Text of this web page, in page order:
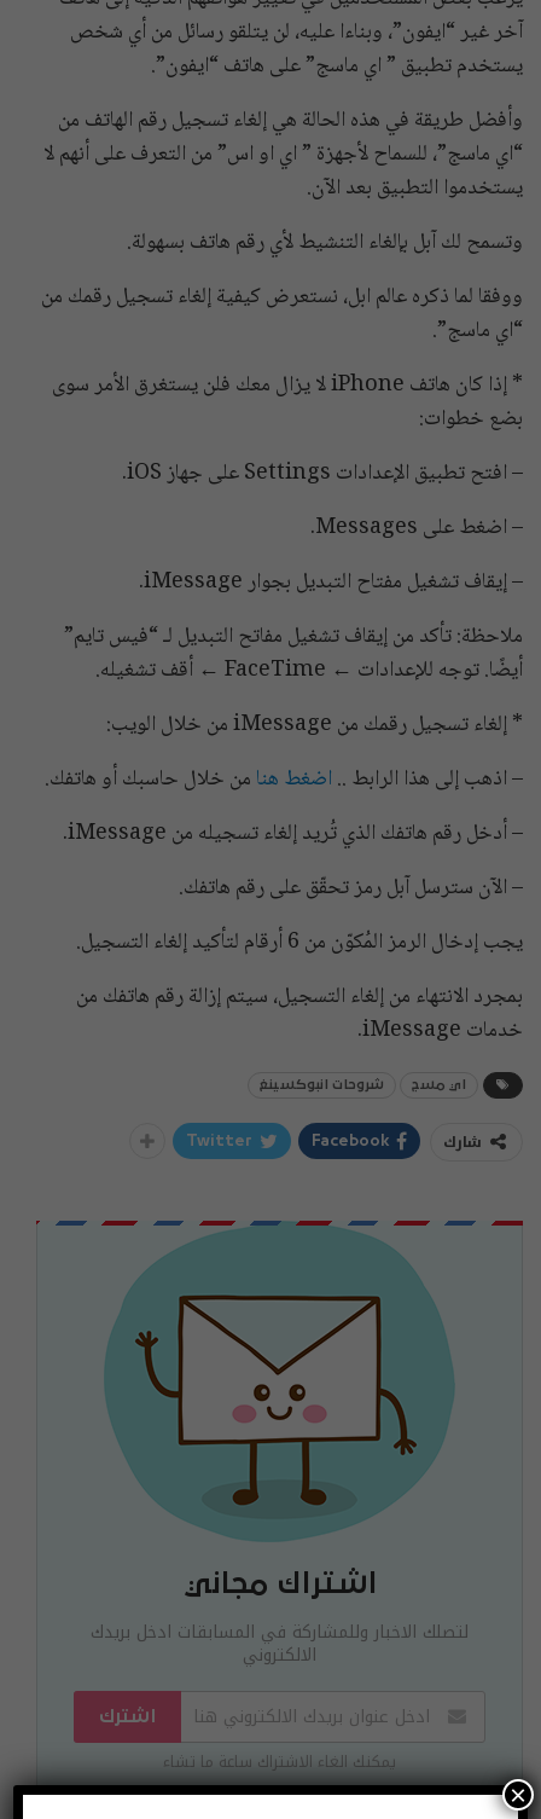
آخر غير “ايفون”، وبناءا عليه، لن يتلقو رسائل من أي شخص
يستخدم تطبيق ” اي ماسج” على هاتف “ايفون”.
وأفضل طريقة في هذه الحالة هي إلغاء تسجيل رقم الهاتف من
“اي ماسج”، للسماح لأجهزة ” اي او اس” من التعرف على أنهم لا
يستخدموا التطبيق بعد الآن.
وتسمح لك آبل بإلغاء التنشيط لأي رقم هاتف بسهولة.
ووفقا لما ذكره عالم ابل، نستعرض كيفية إلغاء تسجيل رقمك من
“اي ماسج”.
* إذا كان هاتف iPhone لا يزال معك فلن يستغرق الأمر سوى
بضع خطوات:
– افتح تطبيق الإعدادات Settings على جهاز iOS.
– اضغط على Messages.
– إيقاف تشغيل مفتاح التبديل بجوار iMessage.
ملاحظة: تأكد من إيقاف تشغيل مفاتح التبديل لـ “فيس تايم”
أيضًا. توجه للإعدادات ← FaceTime ← أقف تشغيله.
* إلغاء تسجيل رقمك من iMessage من خلال الويب:
– اذهب إلى هذا الرابط .. اضغط هنا من خلال حاسبك أو هاتفك.
– أدخل رقم هاتفك الذي تُريد إلغاء تسجيله من iMessage.
– الآن سترسل آبل رمز تحقّق على رقم هاتفك.
يجب إدخال الرمز المُكوّن من 6 أرقام لتأكيد إلغاء التسجيل.
بمجرد الانتهاء من إلغاء التسجيل، سيتم إزالة رقم هاتفك من
خدمات iMessage.
اي مسج شروحات انبوكسينغ
شارك Facebook
Twitter
اشتراك مجاني
لتصلك الاخبار وللمشاركة في المسابقات ادخل بريدك
الالكتروني
اشترك
يمكنك الغاء الاشتراك ساعة ما تشاء
×